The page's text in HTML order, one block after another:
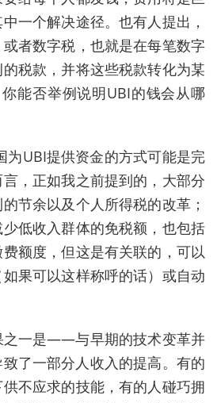
一个解决途径。也有人提出，
者数字税，也就是在每笔数字
税款，并将这些税款转化为某
能否举例说明UBI的钱会从哪
为UBI提供资金的方式可能是完
，正如我之前提到的，大部分
节余以及个人所得税的改革；
低收入群体的免税额，也包括
额度，但这是有关联的，可以
果可以这样称呼的话）或自动
一是——与早期的技术变革并
了一部分人收入的提高。有的
不应求的技能，有的人碰巧拥